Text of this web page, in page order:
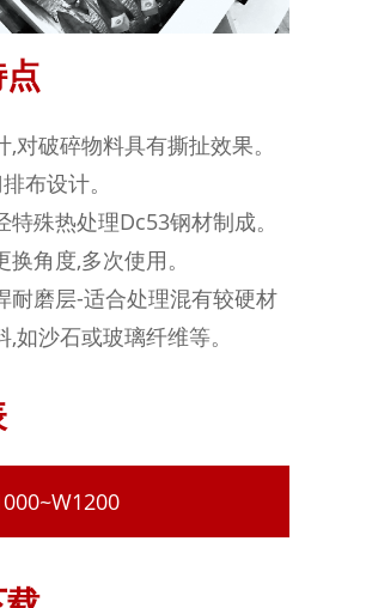
,对破碎物料具有撕扯效果。
布设计。
特殊热处理Dc53钢材制成。
换角度,多次使用。
耐磨层-适合处理混有较硬材
,如沙石或玻璃纤维等。